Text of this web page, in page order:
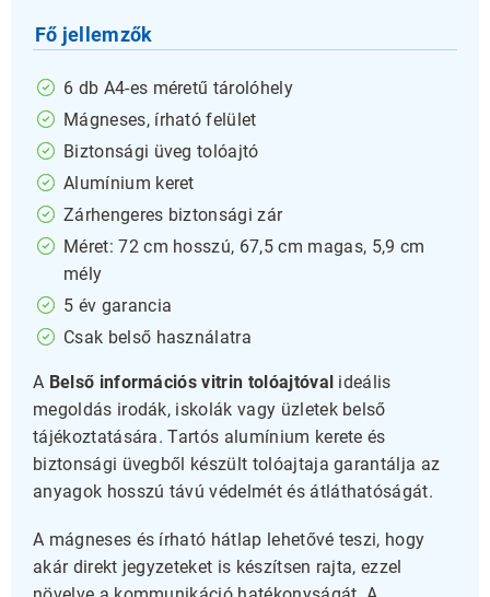
Fő jellemzők
6 db A4-es méretű tárolóhely
Mágneses, írható felület
Biztonsági üveg tolóajtó
Alumínium keret
Zárhengeres biztonsági zár
Méret: 72 cm hosszú, 67,5 cm magas, 5,9 cm
mély
5 év garancia
Csak belső használatra
A Belső információs vitrin tolóajtóval ideális
megoldás irodák, iskolák vagy üzletek belső
tájékoztatására. Tartós alumínium kerete és
biztonsági üvegből készült tolóajtaja garantálja az
anyagok hosszú távú védelmét és átláthatóságát.
A mágneses és írható hátlap lehetővé teszi, hogy
akár direkt jegyzeteket is készítsen rajta, ezzel